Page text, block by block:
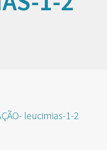
leucimias-1-2